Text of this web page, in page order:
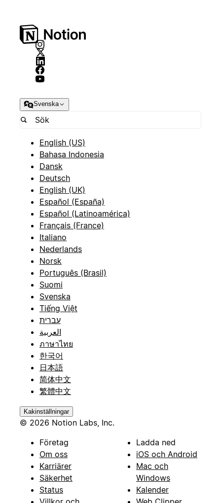
Svenska
English (US)
Bahasa Indonesia
Dansk
Deutsch
English (UK)
Español (España)
Español (Latinoamérica)
Français (France)
Italiano
Nederlands
Norsk
Português (Brasil)
Suomi
Svenska
Tiếng Việt
עברית
العربية
ภาษาไทย
한국어
日本語
简体中文
繁體中文
Kakinställningar
© 2026 Notion Labs, Inc.
Företag
Om oss
Karriärer
Säkerhet
Status
Ladda ned
iOS och Android
Mac och
Windows
Kalender